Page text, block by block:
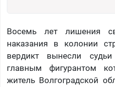
Восемь лет лишения
наказания в колонии
вердикт вынесли
главным фигурантом
житель Волгоградской